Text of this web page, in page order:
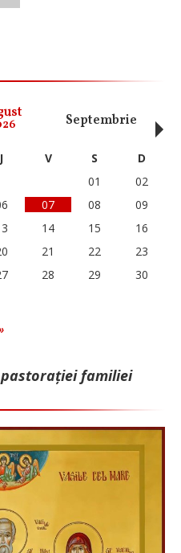
Septembrie
J V S
D
01
02
07 08
09
14 15
16
21 22
23
28 29
30
familiei